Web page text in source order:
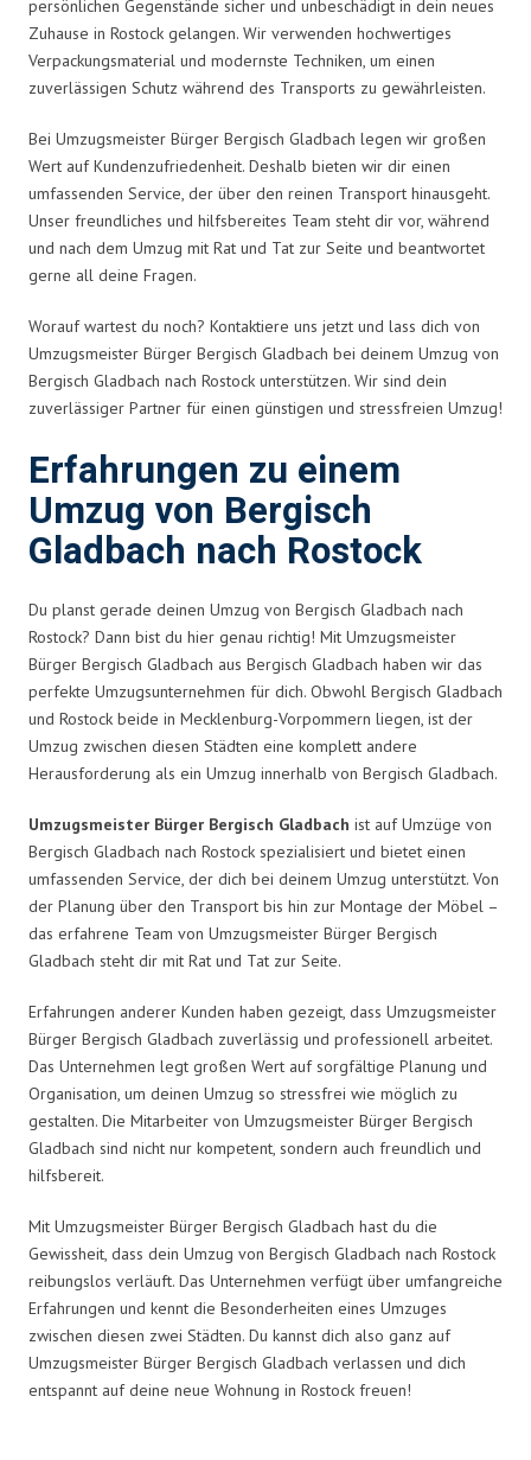
persönlichen Gegenstände sicher und unbeschädigt in dein neues
Zuhause in Rostock gelangen. Wir verwenden hochwertiges
Verpackungsmaterial und modernste Techniken, um einen
zuverlässigen Schutz während des Transports zu gewährleisten.
Bei Umzugsmeister Bürger Bergisch Gladbach legen wir großen
Wert auf Kundenzufriedenheit. Deshalb bieten wir dir einen
umfassenden Service, der über den reinen Transport hinausgeht.
Unser freundliches und hilfsbereites Team steht dir vor, während
und nach dem Umzug mit Rat und Tat zur Seite und beantwortet
gerne all deine Fragen.
Worauf wartest du noch? Kontaktiere uns jetzt und lass dich von
Umzugsmeister Bürger Bergisch Gladbach bei deinem Umzug von
Bergisch Gladbach nach Rostock unterstützen. Wir sind dein
zuverlässiger Partner für einen günstigen und stressfreien Umzug!
Erfahrungen zu einem
Umzug von Bergisch
Gladbach nach Rostock
Du planst gerade deinen Umzug von Bergisch Gladbach nach
Rostock? Dann bist du hier genau richtig! Mit Umzugsmeister
Bürger Bergisch Gladbach aus Bergisch Gladbach haben wir das
perfekte Umzugsunternehmen für dich. Obwohl Bergisch Gladbach
und Rostock beide in Mecklenburg-Vorpommern liegen, ist der
Umzug zwischen diesen Städten eine komplett andere
Herausforderung als ein Umzug innerhalb von Bergisch Gladbach.
Umzugsmeister Bürger Bergisch Gladbach ist auf Umzüge von
Bergisch Gladbach nach Rostock spezialisiert und bietet einen
umfassenden Service, der dich bei deinem Umzug unterstützt. Von
der Planung über den Transport bis hin zur Montage der Möbel –
das erfahrene Team von Umzugsmeister Bürger Bergisch
Gladbach steht dir mit Rat und Tat zur Seite.
Erfahrungen anderer Kunden haben gezeigt, dass Umzugsmeister
Bürger Bergisch Gladbach zuverlässig und professionell arbeitet.
Das Unternehmen legt großen Wert auf sorgfältige Planung und
Organisation, um deinen Umzug so stressfrei wie möglich zu
gestalten. Die Mitarbeiter von Umzugsmeister Bürger Bergisch
Gladbach sind nicht nur kompetent, sondern auch freundlich und
hilfsbereit.
Mit Umzugsmeister Bürger Bergisch Gladbach hast du die
Gewissheit, dass dein Umzug von Bergisch Gladbach nach Rostock
reibungslos verläuft. Das Unternehmen verfügt über umfangreiche
Erfahrungen und kennt die Besonderheiten eines Umzuges
zwischen diesen zwei Städten. Du kannst dich also ganz auf
Umzugsmeister Bürger Bergisch Gladbach verlassen und dich
entspannt auf deine neue Wohnung in Rostock freuen!